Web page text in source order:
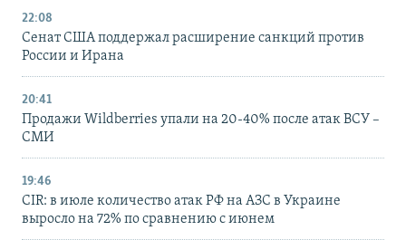
22:08
Сенат США поддержал расширение санкций против
России и Ирана
20:41
Продажи Wildberries упали на 20-40% после атак ВСУ –
СМИ
19:46
CIR: в июле количество атак РФ на АЗС в Украине
выросло на 72% по сравнению с июнем